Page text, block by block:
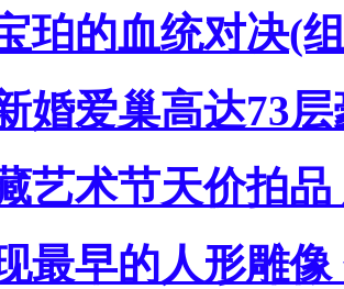
珀的血统对决(
婚爱巢高达73
艺术节天价拍
最早的人形雕